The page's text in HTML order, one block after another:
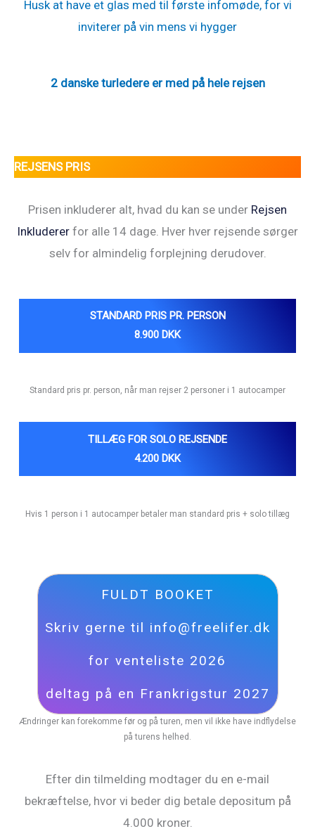
Husk at have et glas med til første infomøde, for vi
inviterer på vin mens vi hygger
2 danske turledere er med på hele rejsen
REJSENS PRIS
Prisen inkluderer alt, hvad du kan se under Rejsen
Inkluderer for alle 14 dage. Hver hver rejsende sørger
selv for almindelig forplejning derudover.
STANDARD PRIS PR. PERSON
8.900 DKK
Standard pris pr. person, når man rejser 2 personer i 1 autocamper
TILLÆG FOR SOLO REJSENDE
4.200 DKK
Hvis 1 person i 1 autocamper betaler man standard pris + solo tillæg
FULDT BOOKET
Skriv gerne til info@freelifer.dk
for venteliste 2026
deltag på en Frankrigstur 2027
Ændringer kan forekomme før og på turen, men vil ikke have indflydelse
på turens helhed.
Efter din tilmelding modtager du en e-mail
bekræftelse, hvor vi beder dig betale depositum på
4.000 kroner.